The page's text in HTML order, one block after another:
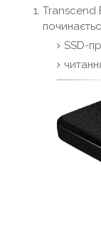
Transcend
SSD-